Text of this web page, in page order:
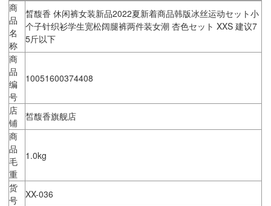
商
品
名
称
晳馥香 休闲裤女装新品2022夏新着商品韩版冰丝运动セット小
个子针织衫学生宽松阔腿裤两件装女潮 杏色セット XXS 建议7
5斤以下
商
品
编
号
10051600374408
店
铺
皙馥香旗舰店
商
品
毛
重
1.0kg
货
号
XX-036